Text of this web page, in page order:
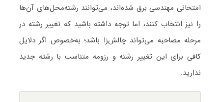
امتحانی مهندسی برق شده‌اند، می‌توانند رشته‌محل‌های آن‌ها
را نیز انتخاب کنند، اما توجه داشته باشید که تغییر رشته در
مرحله مصاحبه می‌تواند چالش‌زا باشد؛ به‌خصوص اگر دلایل
کافی برای این تغییر رشته و رزومه متناسب با رشته جدید
ندارید.